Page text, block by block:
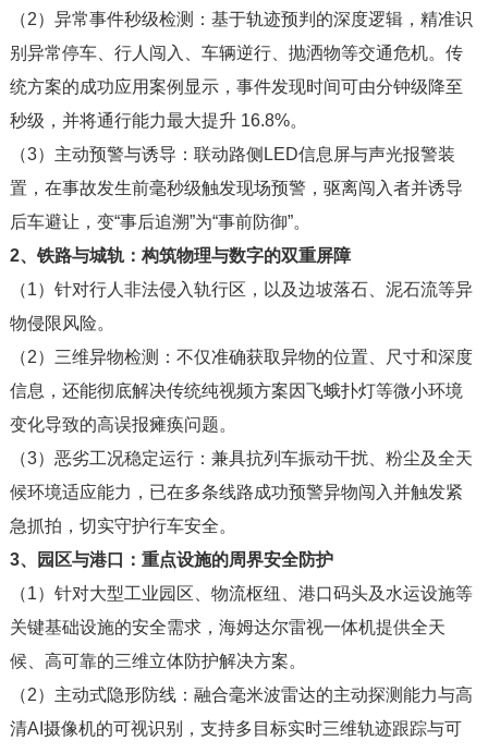
（2）异常事件秒级检测：基于轨迹预判的深度逻辑，精准识
别异常停车、行人闯入、车辆逆行、抛洒物等交通危机。传
统方案的成功应用案例显示，事件发现时间可由分钟级降至
秒级，并将通行能力最大提升 16.8%。
（3）主动预警与诱导：联动路侧LED信息屏与声光报警装
置，在事故发生前毫秒级触发现场预警，驱离闯入者并诱导
后车避让，变“事后追溯”为“事前防御”。
2、铁路与城轨：构筑物理与数字的双重屏障
（1） 针对行人非法侵入轨行区，以及边坡落石、泥石流等异
物侵限风险。
（2） 三维异物检测：不仅准确获取异物的位置、尺寸和深度
信息，还能彻底解决传统纯视频方案因飞蛾扑灯等微小环境
变化导致的高误报瘫痪问题。
（3） 恶劣工况稳定运行：兼具抗列车振动干扰、粉尘及全天
候环境适应能力，已在多条线路成功预警异物闯入并触发紧
急抓拍，切实守护行车安全。
3、园区与港口：重点设施的周界安全防护
（1） 针对大型工业园区、物流枢纽、港口码头及水运设施等
关键基础设施的安全需求，海姆达尔雷视一体机提供全天
候、高可靠的三维立体防护解决方案。
（2） 主动式隐形防线：融合毫米波雷达的主动探测能力与高
清AI摄像机的可视识别，支持多目标实时三维轨迹跟踪与可